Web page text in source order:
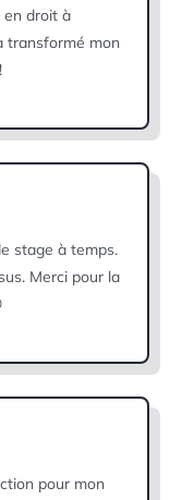
en droit à
transformé mon
stage à temps.
Merci pour la
pour mon